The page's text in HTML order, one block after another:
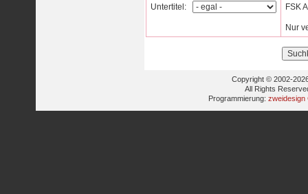
Untertitel: FSK
Nur
Copyright © 2002-
All Rights
Programmierung: zweidesign